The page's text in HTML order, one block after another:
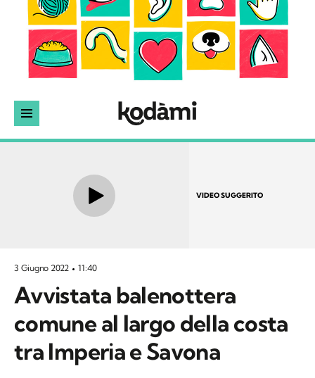
VIDEO SUGGERITO
3 Giugno 2022 11:40
Avvistata balenottera
comune al largo della costa
tra Imperia e Savona